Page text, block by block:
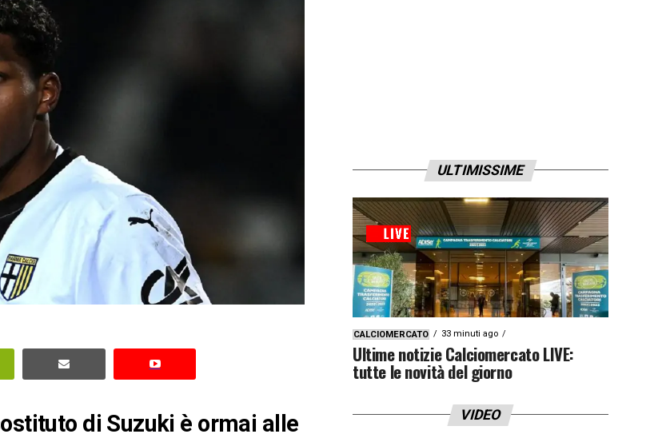
di Suzuki è ormai alle
ULTIMISSIME
CALCIOMERCATO 33 minuti ago
Ultime notizie Calciomercato LIVE:
tutte le novità del giorno
VIDEO